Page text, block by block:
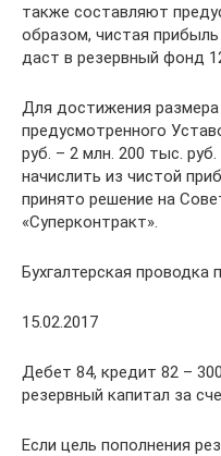
также составляют
образом, чистая
даст в резервный фонд
Для достижения
предусмотренного
руб. – 2 млн. 200 тыс.
начислить из чистой
принято решение на
«Суперконтракт».
Бухгалтерская
15.02.2017
Дебет 84, кредит 82 –
резервный капитал за
Если цель пополнения